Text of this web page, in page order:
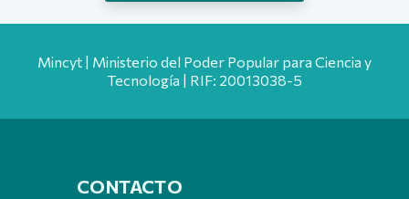
Mincyt | Ministerio del Poder Popular para Ciencia y
Tecnología | RIF: 20013038-5
CONTACTO